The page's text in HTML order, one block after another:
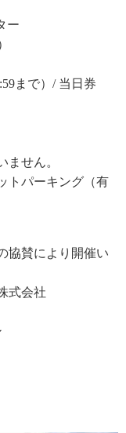
ー
まで）/ 当日券
ません。
トパーキング（有
協賛により開催い
式会社